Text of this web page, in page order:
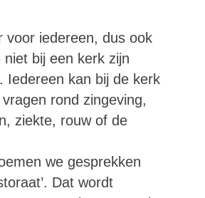
voor iedereen, dus ook
bij een kerk zijn
Iedereen kan bij de kerk
rond zingeving,
ziekte, rouw of de
we gesprekken
Dat wordt